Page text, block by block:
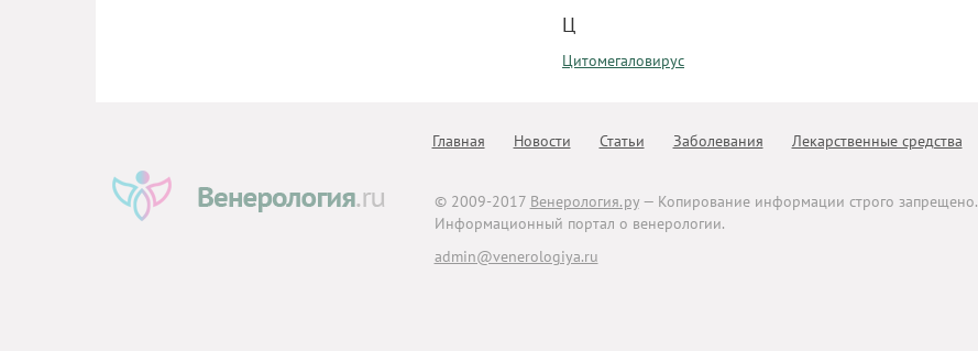
Ц
Цитомегаловирус
Главная Новости Статьи Заболевания Лекарственные средства
© 2009-2017 Венерология.ру— Копирование информации строго запрещено.
Информационный портал о венерологии.
admin@venerologiya.ru